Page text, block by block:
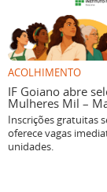
ACOLHIMENTO
IF Goiano abre
Mulheres Mil –
Inscrições gratuitas
oferece vagas
unidades.